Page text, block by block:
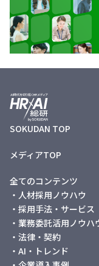
SOKUDAN TOP
メディアTOP
全てのコンテンツ
・人材採用ノウハウ
・採用手法・サービス
・業務委託活用ノウハ
・法律・契約
・AI・トレンド